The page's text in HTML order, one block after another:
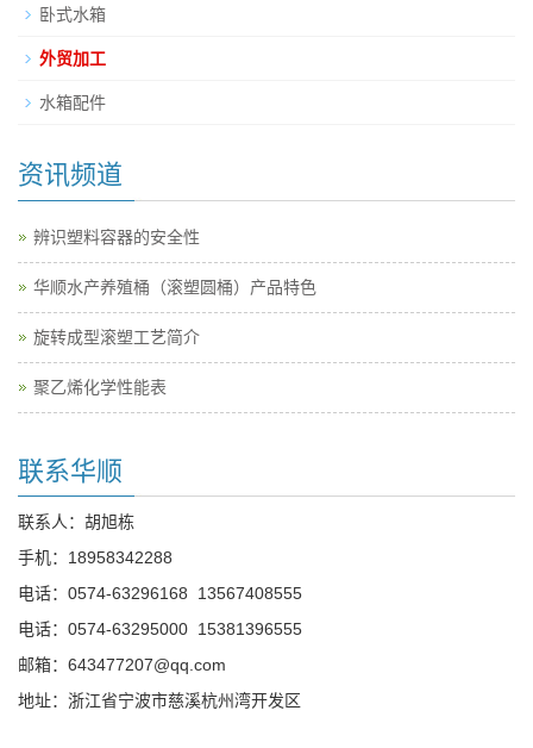
卧式水箱
外贸加工
水箱配件
资讯频道
辨识塑料容器的安全性
华顺水产养殖桶（滚塑圆桶）产品特色
旋转成型滚塑工艺简介
聚乙烯化学性能表
联系华顺
联系人：胡旭栋
手机： 18958342288
电话： 0574-63296168
13567408555
电话： 0574-63295000 15381396555
邮箱： 643477207@qq.com
地址：浙江省宁波市慈溪杭州湾开发区